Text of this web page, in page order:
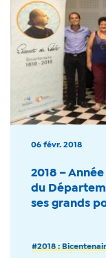
06 févr. 2018
2018 –
du
ses grands
#2018 :